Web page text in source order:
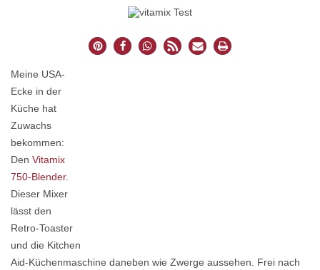
Meine USA-
Ecke in der
Küche hat
Zuwachs
bekommen:
Den Vitamix
750-Blender.
Dieser Mixer
lässt den
Retro-Toaster
und die Kitchen
Aid-Küchenmaschine daneben wie Zwerge aussehen. Frei nach